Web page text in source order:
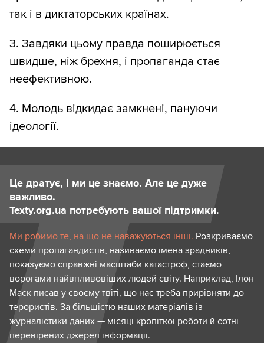
так і в диктаторських країнах.
3. Завдяки цьому правда поширюється
швидше, ніж брехня, і пропаганда стає
неефективною.
4. Молодь відкидає замкнені, пануючи
ідеології.
Це дратує, і ми це знаємо. Але це дуже
важливо.
Texty.org.ua потребують вашої підтримки.
Ми робимо те, на що не наважуються інші. Розкриваємо
схеми пропагандистів, називаємо імена зрадників,
показуємо справжні масштаби катастроф, стаємо
ворогами найвпливовіших людей світу. Наприклад, Ілон
Маск писав у своєму твіті, що нас треба прирівняти до
терористів. За більшістю наших матеріалів із
журналістики даних — місяці кропіткої роботи й сотні
перевірених джерел інформації.